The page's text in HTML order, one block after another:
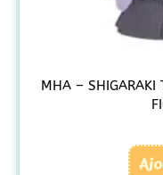
MHA – SHIGARAKI